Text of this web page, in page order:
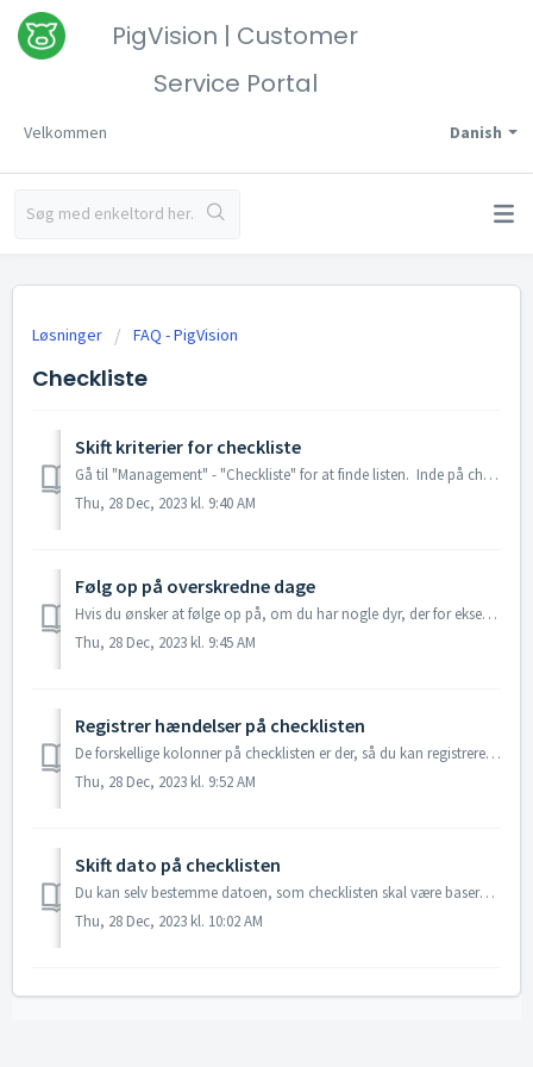
PigVision | Customer
Service Portal
Danish
Velkommen
Løsninger FAQ - PigVision
Checkliste
Skift kriterier for checkliste
Gå til "Management" - "Checkliste" for at finde listen. Inde på checklisten kan du klikke på ikonet "Setup" , hvorefter du k...
Thu, 28 Dec, 2023 kl. 9:40 AM
Følg op på overskredne dage
Hvis du ønsker at følge op på, om du har nogle dyr, der for eksempel har overskredet antal dage til løbning eller faring, så kan du finde disse på din chec...
Thu, 28 Dec, 2023 kl. 9:45 AM
Registrer hændelser på checklisten
De forskellige kolonner på checklisten er der, så du kan registrere direkte inde på checklisten. Du kan tilføje og fjerne kolonner ved at klikke på ikonet...
Thu, 28 Dec, 2023 kl. 9:52 AM
Skift dato på checklisten
Du kan selv bestemme datoen, som checklisten skal være baseret på. Gå til "Management" - "Checkliste". Her kan du enten se...
Thu, 28 Dec, 2023 kl. 10:02 AM